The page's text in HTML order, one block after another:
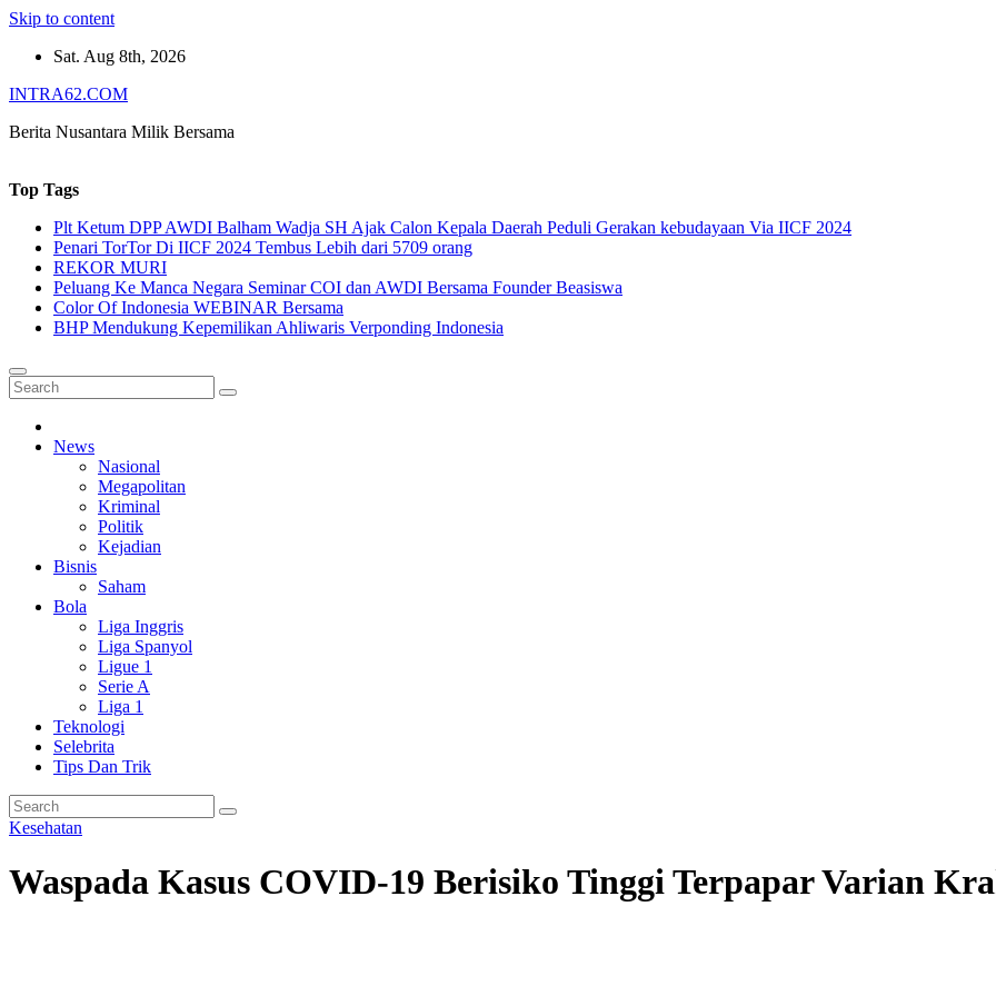
Skip to content
Sat. Aug 8th, 2026
INTRA62.COM
Berita Nusantara Milik Bersama
Top Tags
Plt Ketum DPP AWDI Balham Wadja SH Ajak Calon Kepala Daerah Peduli Gerakan kebudayaan Via IICF 2024
Penari TorTor Di IICF 2024 Tembus Lebih dari 5709 orang
REKOR MURI
Peluang Ke Manca Negara Seminar COI dan AWDI Bersama Founder Beasiswa
Color Of Indonesia WEBINAR Bersama
BHP Mendukung Kepemilikan Ahliwaris Verponding Indonesia
News
Nasional
Megapolitan
Kriminal
Politik
Kejadian
Bisnis
Saham
Bola
Liga Inggris
Liga Spanyol
Ligue 1
Serie A
Liga 1
Teknologi
Selebrita
Tips Dan Trik
Kesehatan
Waspada Kasus COVID-19 Berisiko Tinggi Terpapar Varian